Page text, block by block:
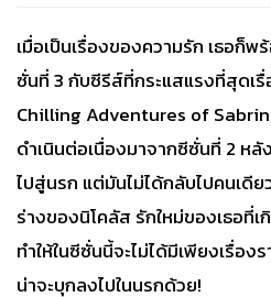
เมื่อเป็นเรื่องของความรัก เธอก็
ซั่นที่ 3 กับซีรีส์ที่กระแสแรงที่สุดเ
Chilling Adventures of
ดำเนินต่อเนื่องมาจากซีซั่นที่ 2 ห
ไปสู่นรก แต่มันไม่ได้กลับไปคนเดี
ร่างของนิโคลัส รักใหม่ของเธอที่
ทำให้ในซีซั่นนี้จะไม่ได้มีเพียงเรื่อง
น่าจะบุกลงไปในนรกด้วย!